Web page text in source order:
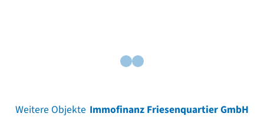
Weitere Objekte Immofinanz Friesenquartier GmbH